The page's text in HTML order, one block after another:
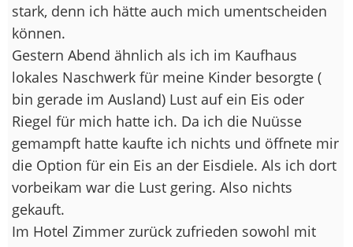
stark, denn ich hätte auch mich umentscheiden
können.
Gestern Abend ähnlich als ich im Kaufhaus
lokales Naschwerk für meine Kinder besorgte (
bin gerade im Ausland) Lust auf ein Eis oder
Riegel für mich hatte ich. Da ich die Nuüsse
gemampft hatte kaufte ich nichts und öffnete mir
die Option für ein Eis an der Eisdiele. Als ich dort
vorbeikam war die Lust gering. Also nichts
gekauft.
Im Hotel Zimmer zurück zufrieden sowohl mit